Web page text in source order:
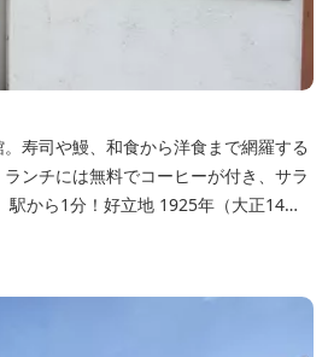
。寿司や鰻、和食から洋食まで網羅する
ンチには無料でコーヒーが付き、サラ
。JR三瀬谷駅から徒歩一分と好立地の
部屋数は11室、大広間が2部屋。少人